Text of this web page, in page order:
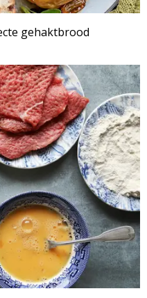
gehaktbrood